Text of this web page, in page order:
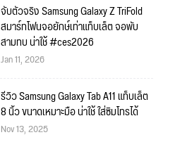
จับตัวจริง Samsung Galaxy Z TriFold
สมาร์ทโฟนจอยักษ์เท่าแท็บเล็ต จอพับ
สามทบ น่าใช้ #ces2026
Jan 11, 2026
รีวิว Samsung Galaxy Tab A11 แท็บเล็ต
8 นิ้ว ขนาดเหมาะมือ น่าใช้ ใส่ซิมโทรได้
Nov 13, 2025